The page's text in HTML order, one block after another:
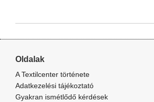
Oldalak
A Textilcenter története
Adatkezelési tájékoztató
Gyakran ismétlődő kérdések